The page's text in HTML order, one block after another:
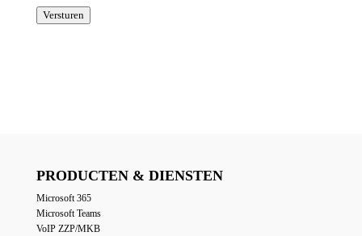
Versturen
PRODUCTEN & DIENSTEN
Microsoft 365
Microsoft Teams
VoIP ZZP/MKB